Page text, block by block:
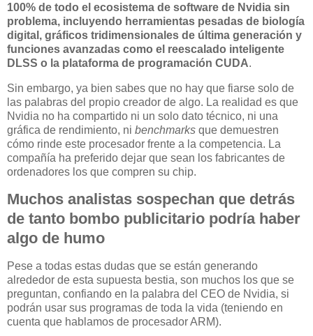
100% de todo el ecosistema de software de Nvidia sin
problema, incluyendo herramientas pesadas de biología
digital, gráficos tridimensionales de última generación y
funciones avanzadas como el reescalado inteligente
DLSS o la plataforma de programación CUDA.
Sin embargo, ya bien sabes que no hay que fiarse solo de
las palabras del propio creador de algo. La realidad es que
Nvidia no ha compartido ni un solo dato técnico, ni una
gráfica de rendimiento, ni benchmarks que demuestren
cómo rinde este procesador frente a la competencia. La
compañía ha preferido dejar que sean los fabricantes de
ordenadores los que compren su chip.
Muchos analistas sospechan que detrás
de tanto bombo publicitario podría haber
algo de humo
Pese a todas estas dudas que se están generando
alrededor de esta supuesta bestia, son muchos los que se
preguntan, confiando en la palabra del CEO de Nvidia, si
podrán usar sus programas de toda la vida (teniendo en
cuenta que hablamos de procesador ARM).